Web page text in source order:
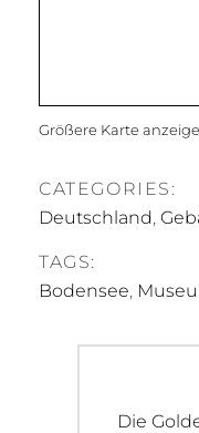
Größere Karte
CATEGORIES:
Deutschland,
TAGS:
Bodensee,
Previous
Die